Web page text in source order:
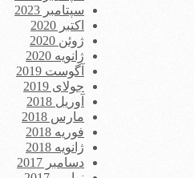
سپتامبر 2023
اکتبر 2020
ژوئن 2020
ژانویه 2020
آگوست 2019
جولای 2019
آوریل 2018
مارس 2018
فوریه 2018
ژانویه 2018
دسامبر 2017